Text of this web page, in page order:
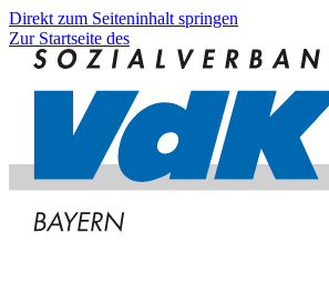
Direkt zum Seiteninhalt springen
Zur Startseite des